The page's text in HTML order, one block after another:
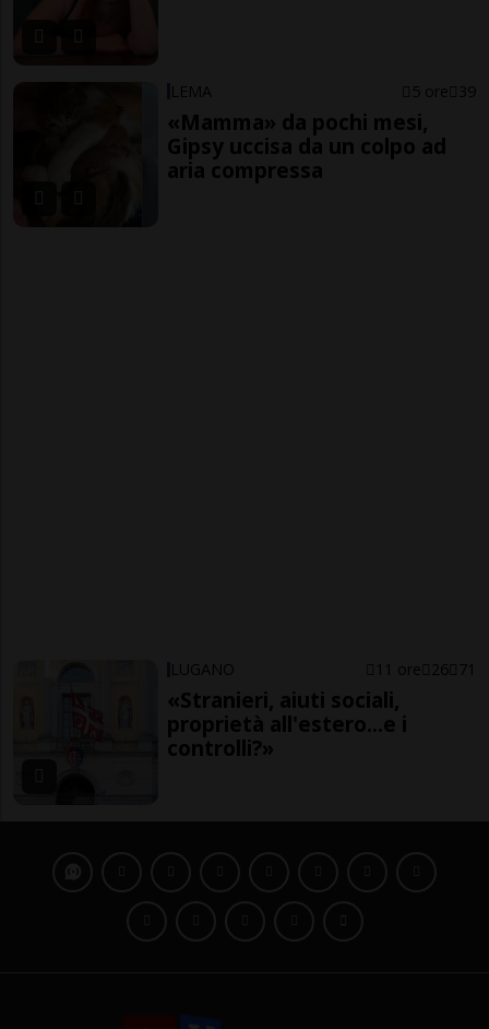
LEMA 5 ore 39
«Mamma» da pochi mesi,
Gipsy uccisa da un colpo ad
aria compressa
LUGANO 11 ore 26 71
«Stranieri, aiuti sociali,
proprietà all'estero...e i
controlli?»